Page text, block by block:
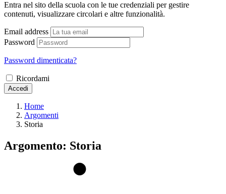
Entra nel sito della scuola con le tue credenziali per gestire
contenuti, visualizzare circolari e altre funzionalità.
Email address
Password
Password dimenticata?
Ricordami
Accedi
Home
Argomenti
Storia
Argomento: Storia